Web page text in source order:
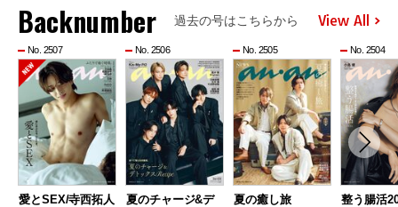
Backnumber 過去の号はこちらから View All
No. 2507
愛とSEX/寺西拓人
No. 2506
夏のチャージ&デ
No. 2505
夏の癒し旅
No. 2504
整う腸活